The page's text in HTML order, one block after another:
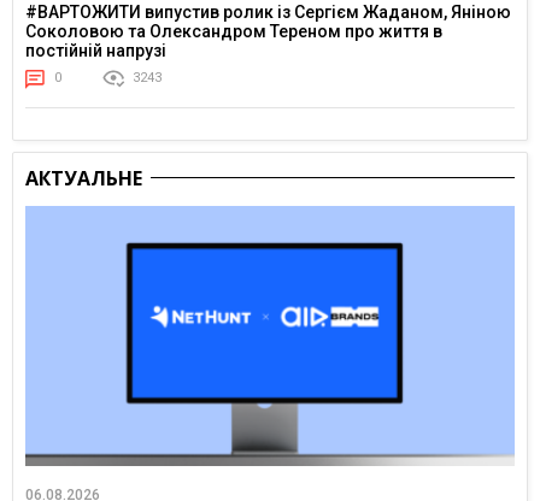
#ВАРТОЖИТИ випустив ролик із Сергієм Жаданом, Яніною
Соколовою та Олександром Тереном про життя в
постійній напрузі
0 3243
АКТУАЛЬНЕ
06.08.2026